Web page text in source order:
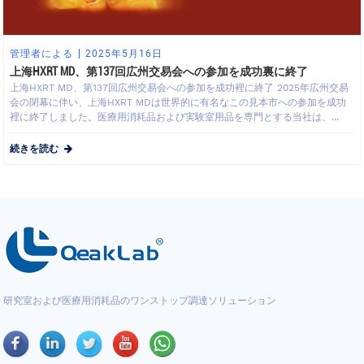
管理者による 2025年5月16日
上海HXRT MD、第137回広州交易会への参加を成功裏に終了
上海HXRT MD、第137回広州交易会への参加を成功裡に終了 2025年広州交易
会の閉幕に伴い、上海HXRT MDは世界的に有名なこの見本市への参加を成功
裡に終了しました。医療用消耗品および実験室用品を専門とする当社は、...
続きを読む
研究室および医療用消耗品のワンストップ調達ソリューション